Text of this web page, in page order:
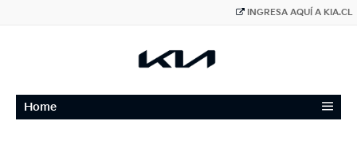
INGRESA AQUÍ A KIA.CL
Home ≡